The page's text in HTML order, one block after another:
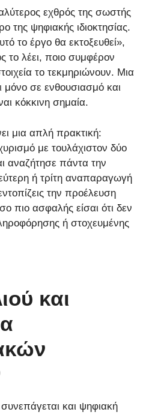
εχθρός της σωστής
της ψηφιακής ιδιοκτησίας.
το έργο θα εκτοξευθεί»,
το λέει, ποιο συμφέρον
το τεκμηριώνουν. Μια
μόνο σε ενθουσιασμό και
κόκκινη σημαία.
μια απλή πρακτική:
με τουλάχιστον δύο
αναζήτησε πάντα την
ή τρίτη αναπαραγωγή
την προέλευση
πιο ασφαλής είσαι ότι δεν
ή στοχευμένης
και
και ψηφιακή